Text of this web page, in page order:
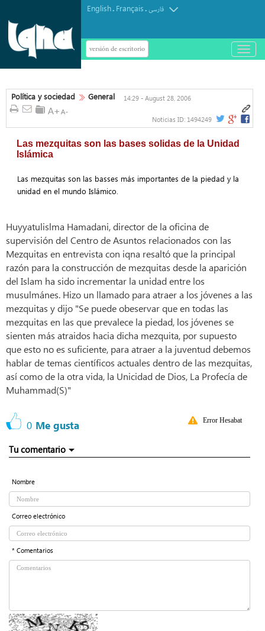
English. Français.فارسی
versión de escritorio
باز
و
Política y sociedad General 14:29 - August 28, 2006
Noticias ID: 1494249
Las mezquitas son las bases solidas de la Unidad
Islámica
Las mezquitas son las basses más importantes de la piedad y la
unidad en el mundo Islámico.
Huyyatulislma Hamadani, director de la oficina de
supervisión del Centro de Asuntos relacionados con las
Mezquitas en entrevista con iqna resaltó que la principal
razón para la construcción de mezquitas desde la aparición
del Islam ha sido incrementar la unidad entre los
musulmánes. Hizo un llamado para atraer a los jóvenes a las
mezquitas y dijo "Se puede obeservar que en todas las
mezquitas en las que prevalece la piedad, los jóvenes se
sienten más atraidos hacia dicha mezquita, por supuesto
que esto no es suficiente, para atraer a la juventud debemos
hablar de temas científicos actuales dentro de las mezquitas,
así como de la otra vida, la Unicidad de Dios, La Profecía de
Muhammad(S)"
0 Me gusta Error Hesabat
Tu comentario
Nombre
Correo electrónico
* Comentarios